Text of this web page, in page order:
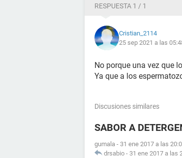
RESPUESTA 1 / 1
Cristian_2114
25 sep 2021 a las
No porque una vez que
Ya que a los
Discusiones similares
SABOR A
gumala - 31 ene 2017 a las
drsabio - 31 ene 2017 a las